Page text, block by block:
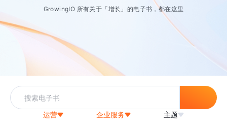
GrowingIO 所有关于「增长」的电子书，都在这里
运营 企业服务 主题